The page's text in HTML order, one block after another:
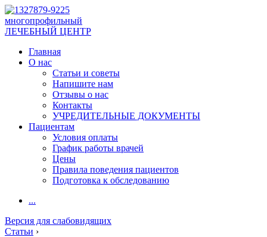
многопрофильный
ЛЕЧЕБНЫЙ ЦЕНТР
Главная
О нас
Статьи и советы
Напишите нам
Отзывы о нас
Контакты
УЧРЕДИТЕЛЬНЫЕ ДОКУМЕНТЫ
Пациентам
Условия оплаты
График работы врачей
Цены
Правила поведения пациентов
Подготовка к обследованию
...
Версия для слабовидящих
Статьи ›